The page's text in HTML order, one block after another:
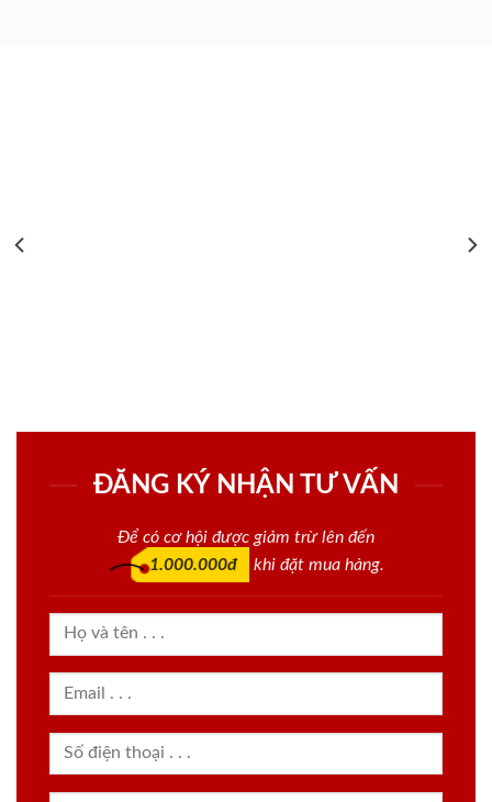
ĐĂNG KÝ NHẬN TƯ VẤN
Để có cơ hội được giảm trừ lên đến
1.000.000đ
khi đặt mua hàng.